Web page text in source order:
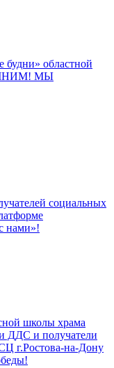
будни» областной
МЫ
социальных
нами»!
школы храма
ДДС и получатели
г.Ростова-на-Дону